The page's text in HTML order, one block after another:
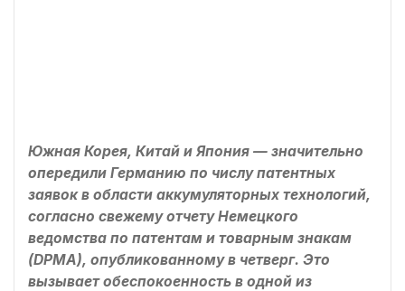
Южная Корея, Китай и Япония — значительно
опередили Германию по числу патентных
заявок в области аккумуляторных технологий,
согласно свежему отчету Немецкого
ведомства по патентам и товарным знакам
(DPMA), опубликованному в четверг. Это
вызывает обеспокоенность в одной из